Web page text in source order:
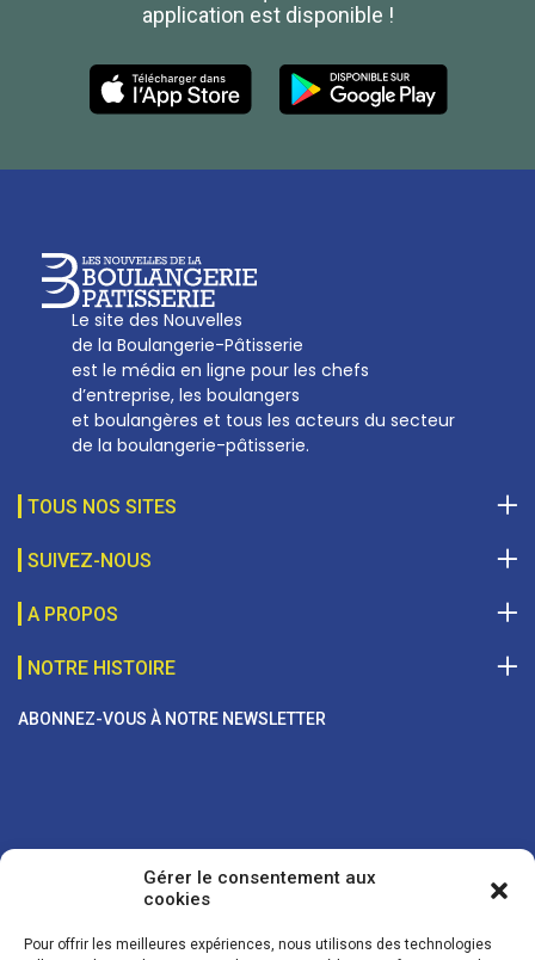
Gérer le consentement aux
cookies
Pour offrir les meilleures expériences, nous utilisons des technologies
application est disponible !
Le site des Nouvelles
de la Boulangerie-Pâtisserie
est le média en ligne pour les chefs
d’entreprise, les boulangers
et boulangères et tous les acteurs du secteur
de la boulangerie-pâtisserie.
TOUS NOS SITES
SUIVEZ-NOUS
A PROPOS
Les Nouvelles de la Boulangerie-Pâtisserie Française
27, av d’Eylau - 75782 Paris Cédex 16
01 53 70 16 25
NOTRE HISTOIRE
ABONNEZ-VOUS À NOTRE NEWSLETTER